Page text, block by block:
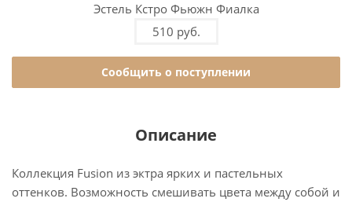
Эстель Кстро Фьюжн Фиалка
510 руб.
Сообщить о поступлении
Описание
Коллекция Fusion из эктра ярких и пастельных
оттенков. Возможность смешивать цвета между собой и